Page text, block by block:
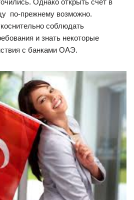
Однако открыть счет в
по-прежнему возможно.
соблюдать
и знать некоторые
с банками ОАЭ.